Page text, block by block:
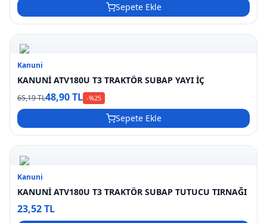
Sepete Ekle
Kanuni
KANUNİ ATV180U T3 TRAKTÖR SUBAP YAYI İÇ
65,19 TL48,90 TL -%25
Sepete Ekle
Kanuni
KANUNİ ATV180U T3 TRAKTÖR SUBAP TUTUCU TIRNAĞI
23,52 TL